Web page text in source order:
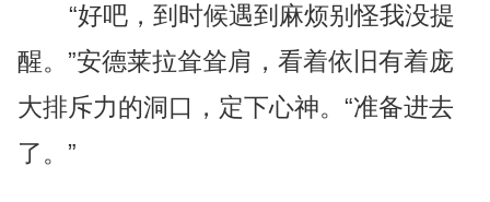
“好吧，到时候遇到麻烦别怪我没提
醒。”安德莱拉耸耸肩，看着依旧有着庞
大排斥力的洞口，定下心神。“准备进去
了。”